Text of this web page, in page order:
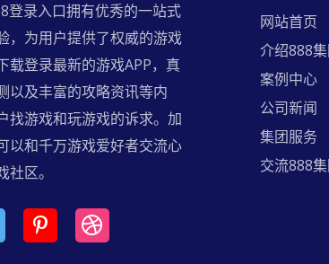
登录入口拥有优秀的一站式
，为用户提供了权威的游戏
载登录最新的游戏APP，真
以及丰富的攻略资讯等内
找游戏和玩游戏的诉求。加
以和千万游戏爱好者交流心
区。
网站首页
介绍888
案例中心
公司新闻
集团服务
交流888